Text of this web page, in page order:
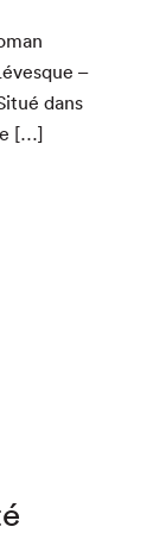
–
dans
[…]